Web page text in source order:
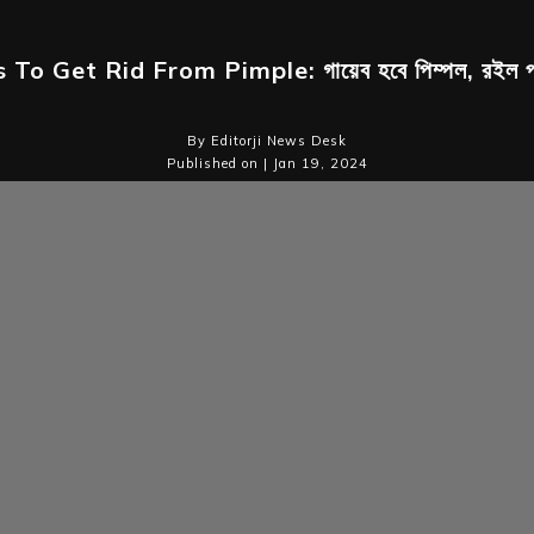
Get Rid From Pimple: গায়েব হবে পিম্পল, রইল
By Editorji News Desk
Published on | Jan 19, 2024